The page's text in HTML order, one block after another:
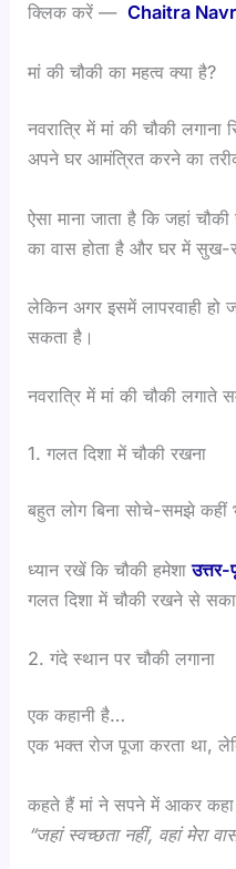
क्लिक करें —Chaitra
मां की चौकी का महत्व क्या है?
नवरात्रि में मां की चौकी लगाना
अपने घर आमंत्रित करने का
ऐसा माना जाता है कि जहां चौकी
का वास होता है और घर में सुख-
लेकिन अगर इसमें लापरवाही हो
सकता है।
नवरात्रि में मां की चौकी लगाते
1. गलत दिशा में चौकी रखना
बहुत लोग बिना सोचे-समझे कहीं
ध्यान रखें कि चौकी हमेशाउत्तर-
गलत दिशा में चौकी रखने से
2. गंदे स्थान पर चौकी लगाना
एक कहानी है…
एक भक्त रोज पूजा करता था,
कहते हैं मां ने सपने में आकर
“जहां स्वच्छता नहीं, वहां मेरा